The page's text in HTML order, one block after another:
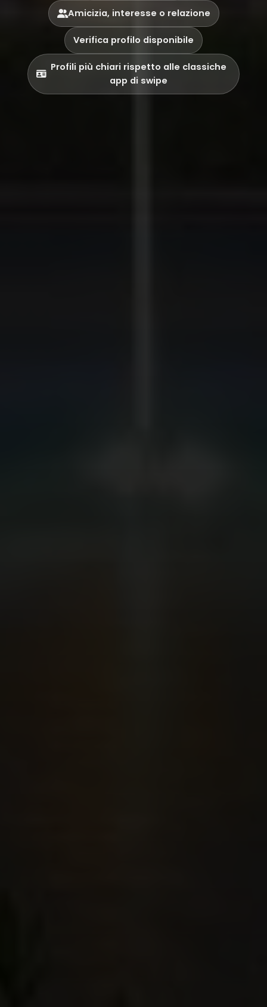
Amicizia, interesse o relazione
Verifica profilo disponibile
Profili più chiari rispetto alle classiche
app di swipe